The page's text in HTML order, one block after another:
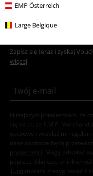
EMP Österreich
Large Belgique
Zapisz się teraz i zyskaj
więcej
Niniejszym potwierdzam, że
się na to, że E.M.P.
osobowe i wysyłać mi
dane osobowe będą
prywatności . Mogę odwołać
poprzez kliknięcie w link
Tutaj możesz zrezygnować z